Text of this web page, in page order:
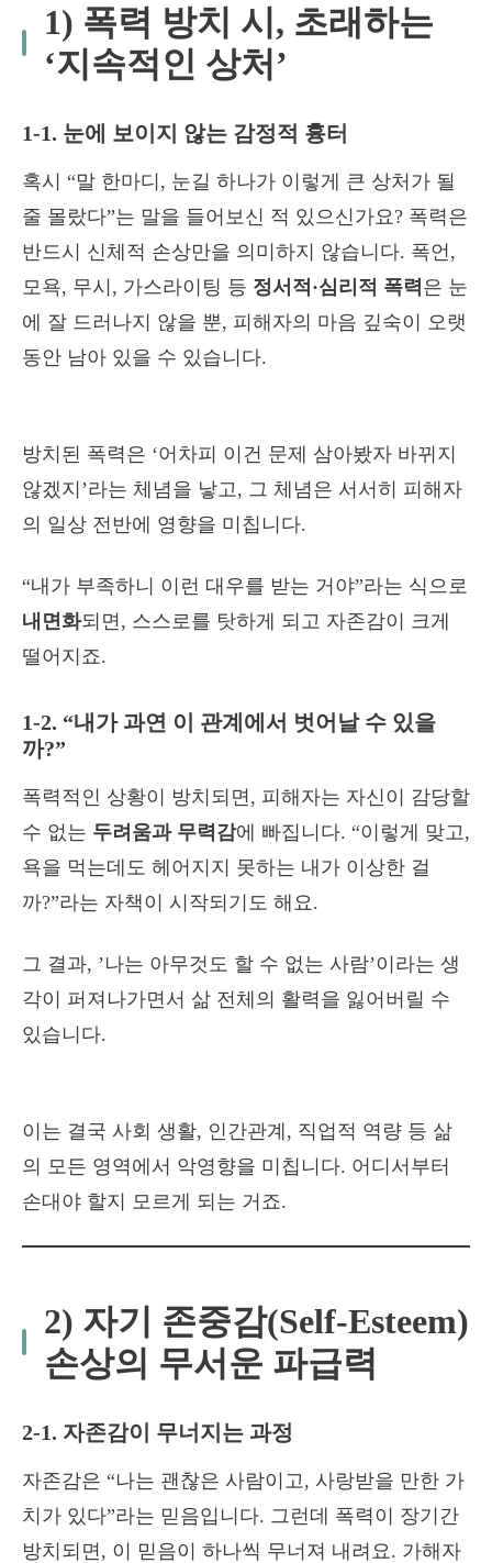
1) 폭력 방치 시, 초래하는
‘지속적인 상처’
1-1. 눈에 보이지 않는 감정적 흉터
혹시 “말 한마디, 눈길 하나가 이렇게 큰 상처가 될
줄 몰랐다”는 말을 들어보신 적 있으신가요? 폭력은
반드시 신체적 손상만을 의미하지 않습니다. 폭언,
모욕, 무시, 가스라이팅 등 정서적·심리적 폭력 은 눈
에 잘 드러나지 않을 뿐, 피해자의 마음 깊숙이 오랫
동안 남아 있을 수 있습니다.
방치된 폭력은 ‘어차피 이건 문제 삼아봤자 바뀌지
않겠지’라는 체념을 낳고, 그 체념은 서서히 피해자
의 일상 전반에 영향을 미칩니다.
“내가 부족하니 이런 대우를 받는 거야”라는 식으로
내면화되면, 스스로를 탓하게 되고 자존감이 크게
떨어지죠.
1-2. “내가 과연 이 관계에서 벗어날 수 있을
까?”
폭력적인 상황이 방치되면, 피해자는 자신이 감당할
수 없는 두려움과 무력감에 빠집니다. “이렇게 맞고,
욕을 먹는데도 헤어지지 못하는 내가 이상한 걸
까?”라는 자책이 시작되기도 해요.
그 결과, ’나는 아무것도 할 수 없는 사람’이라는 생
각이 퍼져나가면서 삶 전체의 활력을 잃어버릴 수
있습니다.
이는 결국 사회 생활, 인간관계, 직업적 역량 등 삶
의 모든 영역에서 악영향을 미칩니다. 어디서부터
손대야 할지 모르게 되는 거죠.
2) 자기 존중감(Self-Esteem)
손상의 무서운 파급력
2-1. 자존감이 무너지는 과정
자존감은 “나는 괜찮은 사람이고, 사랑받을 만한 가
치가 있다”라는 믿음입니다. 그런데 폭력이 장기간
방치되면, 이 믿음이 하나씩 무너져 내려요. 가해자